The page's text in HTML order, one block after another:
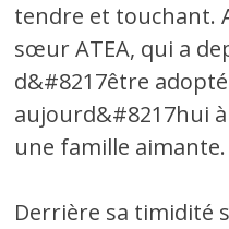
tendre et touchant.
sœur ATEA, qui a
d&#8217être
aujourd&#8217hui
une famille aimante.
Derrière sa timidité